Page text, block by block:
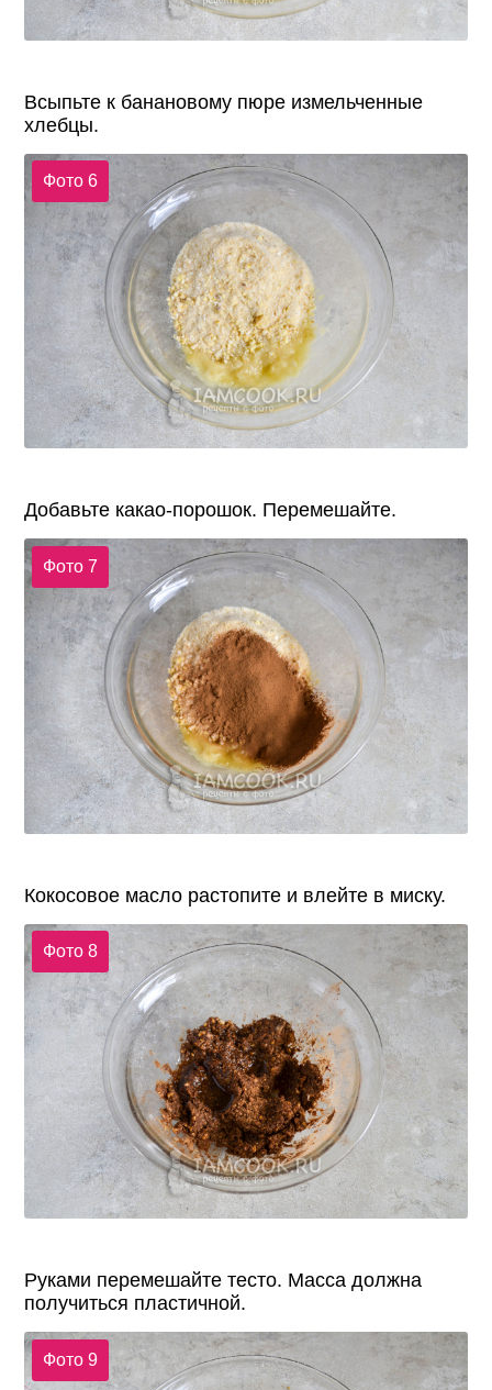
Всыпьте к банановому пюре измельченные
хлебцы.
Фото 6
Добавьте какао-порошок. Перемешайте.
Фото 7
Кокосовое масло растопите и влейте в миску.
Фото 8
Руками перемешайте тесто. Масса должна
получиться пластичной.
Фото 9